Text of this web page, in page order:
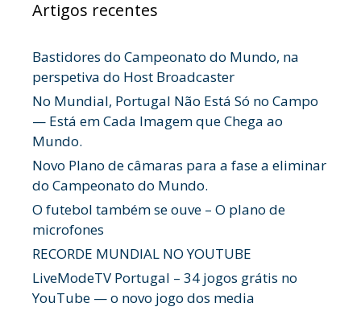
Artigos recentes
Bastidores do Campeonato do Mundo, na
perspetiva do Host Broadcaster
No Mundial, Portugal Não Está Só no Campo
— Está em Cada Imagem que Chega ao
Mundo.
Novo Plano de câmaras para a fase a eliminar
do Campeonato do Mundo.
O futebol também se ouve – O plano de
microfones
RECORDE MUNDIAL NO YOUTUBE
LiveModeTV Portugal – 34 jogos grátis no
YouTube — o novo jogo dos media